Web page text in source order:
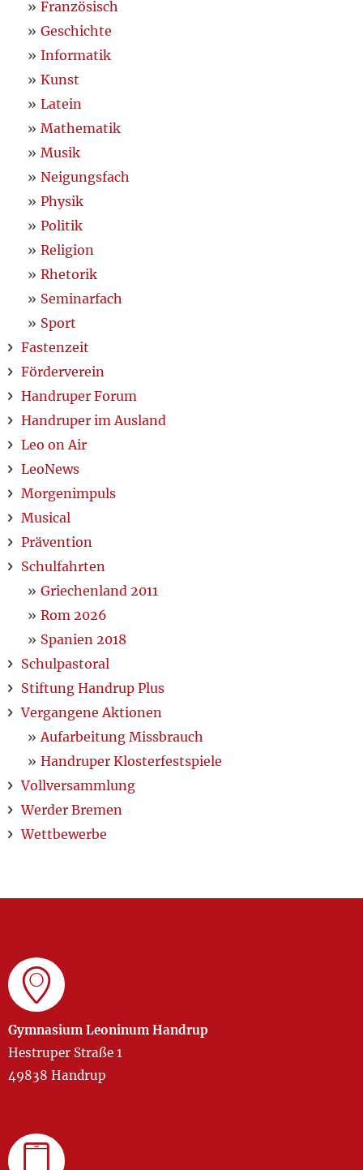
Französisch
Geschichte
Informatik
Kunst
Latein
Mathematik
Musik
Neigungsfach
Physik
Politik
Religion
Rhetorik
Seminarfach
Sport
Fastenzeit
Förderverein
Handruper Forum
Handruper im Ausland
Leo on Air
LeoNews
Morgenimpuls
Musical
Prävention
Schulfahrten
Griechenland 2011
Rom 2026
Spanien 2018
Schulpastoral
Stiftung Handrup Plus
Vergangene Aktionen
Aufarbeitung Missbrauch
Handruper Klosterfestspiele
Vollversammlung
Werder Bremen
Wettbewerbe
Gymnasium Leoninum Handrup
Hestruper Straße 1
49838 Handrup